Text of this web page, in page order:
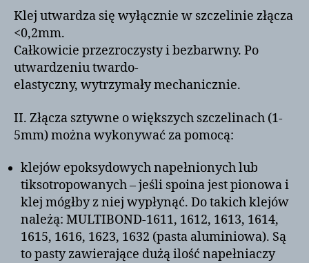
Klej utwardza się wyłącznie w szczelinie złącza
<0,2mm.
Całkowicie przezroczysty i bezbarwny. Po
utwardzeniu twardo-
elastyczny, wytrzymały mechanicznie.
II. Złącza sztywne o większych szczelinach (1-
5mm) można wykonywać za pomocą:
klejów epoksydowych napełnionych lub
tiksotropowanych – jeśli spoina jest pionowa i
klej mógłby z niej wypłynąć. Do takich klejów
należą: MULTIBOND-1611, 1612, 1613, 1614,
1615, 1616, 1623, 1632 (pasta aluminiowa). Są
to pasty zawierające dużą ilość napełniaczy